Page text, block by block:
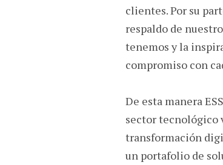
clientes. Por su
respaldo de
tenemos y la
compromiso con
De esta manera
sector tecnológico
transformación
un portafolio de